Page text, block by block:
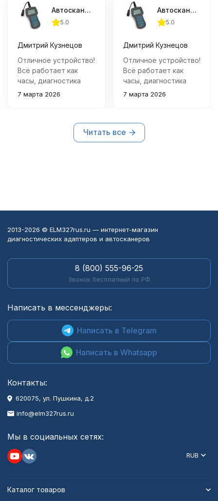
Автосканер АСКАН-10 Эконом
5.0
Дмитрий Кузнецов
Отличное устройство!
Всё работает как
часы, диагностика
точная и быстрая.
7 марта 2026
Автосканер АСКАН-10 Эконом
5.0
Дмитрий Кузнецов
Отличное устройство!
Всё работает как
часы, диагностика
точная и быстрая.
даже новичку.
7 марта 2026
Читать все
2013-2026 © ELM327rus.ru — интернет-магазин
диагностических адаптеров и автосканеров
8 (800) 555-96-25
Звонок бесплатный по РФ
Написать в мессенджеры:
Написать в Telegram
Написать в Whatsapp
Контакты:
620075, ул. Пушкина, д.2
info@elm327rus.ru
Мы в социальных сетях:
RUB
Каталог товаров